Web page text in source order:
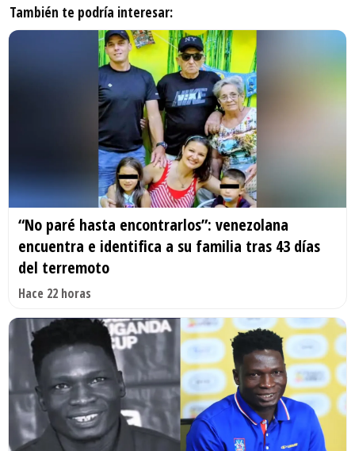
También te podría interesar:
“No paré hasta encontrarlos”: venezolana
encuentra e identifica a su familia tras 43 días
del terremoto
Hace 22 horas